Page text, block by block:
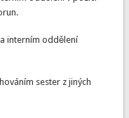
interním oddělení
sester z jiných